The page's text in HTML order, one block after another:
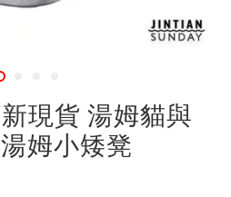
現貨 湯姆貓與
姆小矮凳